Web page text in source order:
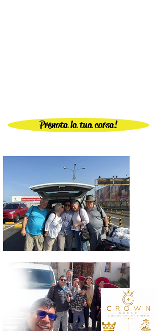
Prenota la tua corsa!